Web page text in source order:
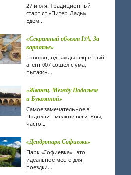
27 июля. Традиционный
старт от «Питер-Лады».
Едем...
«Секретный объект І3А, За
карпатье»
Говорят, однажды секретный
агент 007 сошел с ума,
пытаясь...
«Жванец. Между Подольем
и Буковиной»
Самое замечательное в
Подолии - мелкие веси. Увы,
часто...
«Дендропарк Софиевка»
Парк «Софиевка»– это
идеальное место для
поездки...